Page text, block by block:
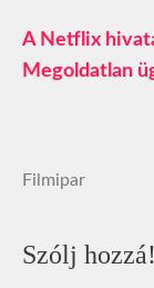
A Netflix
Megoldatlan
Filmipar
Szólj hozzá!